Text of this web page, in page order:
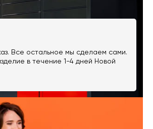
Все остальное мы сделаем сами.
в течение 1-4 дней Новой